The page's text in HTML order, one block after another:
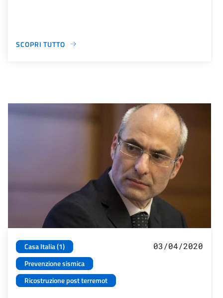
SCOPRI TUTTO
Casa Italia (1)
Prevenzione sismica
Ricostruzione post terremot
03/04/2020